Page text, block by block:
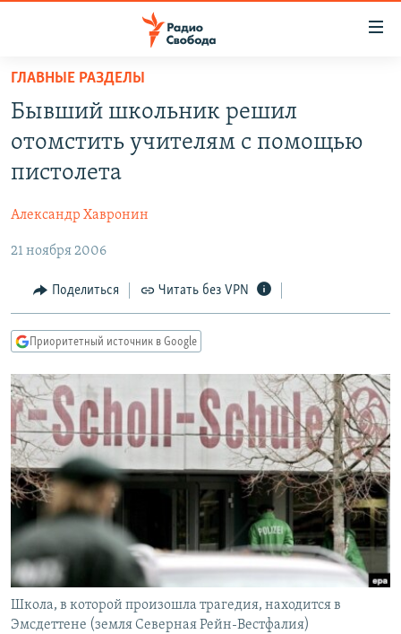
упрощенного
доступа
основному
Вернутся
навигации
Вернутся
поиску
АВТОРСКИЕ ПРОЕКТЫ
МНЕНИЯ
КУЛЬТУРА
IDEL.РЕАЛИИ
СЕВЕР.РЕАЛИИ
СИБИРЬ.РЕАЛИИ
РАСПИСАНИЕ ВЕЩАНИЯ
ПОДПИШИТЕСЬ НА РАССЫЛКУ
СОЦИАЛЬНЫЕ СЕТИ
Все сайты РСЕ/РС
ГЛАВНЫЕ РАЗДЕЛЫ
Бывший школьник решил
отомстить учителям с помощью
пистолета
Александр Хавронин
21 ноября 2006
Поделиться Читать без VPN
Приоритетный источник в Google
Школа, в которой произошла трагедия, находится в
Эмсдеттене (земля Северная Рейн-Вестфалия)